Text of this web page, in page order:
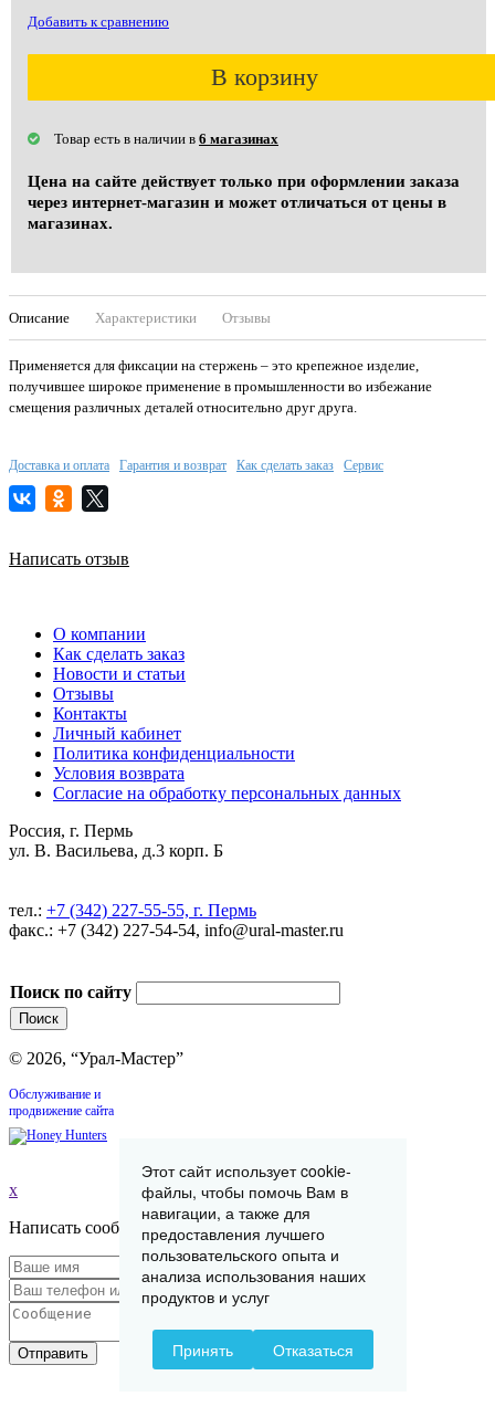
Добавить к сравнению
В корзину
Товар есть в наличии в 6 магазинах
Цена на сайте действует только при оформлении заказа
через интернет-магазин и может отличаться от цены в
магазинах.
Описание Характеристики Отзывы
Применяется для фиксации на стержень – это крепежное изделие,
получившее широкое применение в промышленности во избежание
смещения различных деталей относительно друг друга.
Доставка и оплата Гарантия и возврат Как сделать заказ Сервис
Написать отзыв
О компании
Как сделать заказ
Новости и статьи
Отзывы
Контакты
Личный кабинет
Политика конфиденциальности
Условия возврата
Согласие на обработку персональных данных
Россия, г. Пермь
ул. В. Васильева, д.3 корп. Б
тел.: +7 (342) 227-55-55, г. Пермь
факс.: +7 (342) 227-54-54, info@ural-master.ru
Поиск по сайту
© 2026, “Урал-Мастер”
Обслуживание и
продвижение сайта
x
Написать сообщение
Отправить
Этот сайт использует cookie-
файлы, чтобы помочь Вам в
навигации, а также для
предоставления лучшего
пользовательского опыта и
анализа использования наших
продуктов и услуг
Принять Отказаться